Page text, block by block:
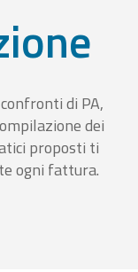
di PA,
dei
proposti ti
ogni fattura.